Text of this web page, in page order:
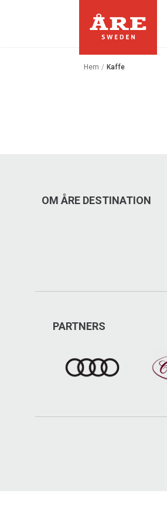
Hem / Kaffe
OM ÅRE DESTINATION
PARTNERS